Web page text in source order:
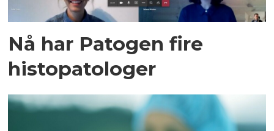
Nå har Patogen fire
histopatologer